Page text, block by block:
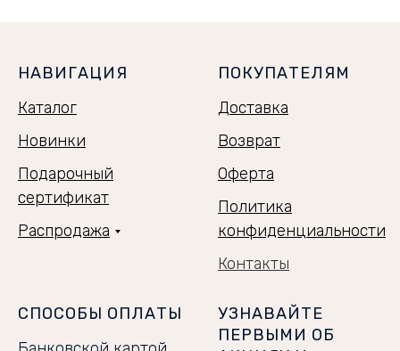
НАВИГАЦИЯ
Каталог
Новинки
Подарочный
сертификат
Распродажа
ПОКУПАТЕЛЯМ
Доставка
Возврат
Оферта
Политика
конфиденциальности
Контакты
СПОСОБЫ ОПЛАТЫ
УЗНАВАЙТЕ
ПЕРВЫМИ ОБ